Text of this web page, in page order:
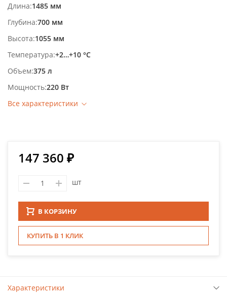
Длина 1485 мм
Глубина 700 мм
Высота 1055 мм
Температура +2…+10 °С
Объем 375 л
Мощность 220 Вт
Все характеристики
147 360 ₽
шт
В КОРЗИНУ
КУПИТЬ В 1 КЛИК
Характеристики